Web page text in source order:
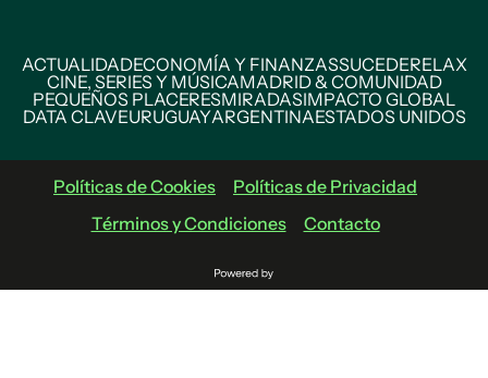
ACTUALIDADECONOMÍA Y FINANZASSUCEDERELAX
CINE, SERIES Y MÚSICAMADRID & COMUNIDAD
PEQUEÑOS PLACERESMIRADASIMPACTO GLOBAL
DATA CLAVEURUGUAYARGENTINAESTADOS UNIDOS
Políticas de Cookies
Políticas de Privacidad
Términos y Condiciones
Contacto